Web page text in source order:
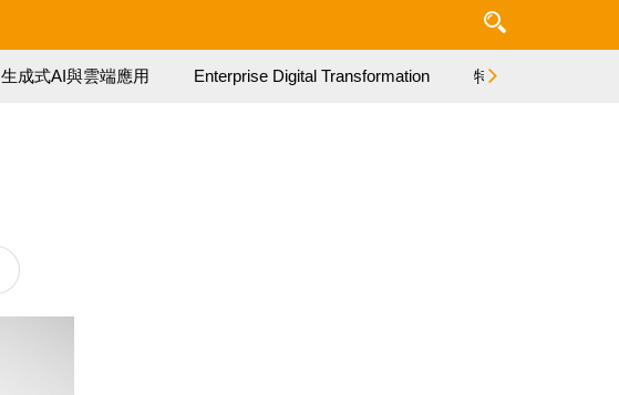
生成式AI與雲端應用 Enterprise Digital Transformation 特集